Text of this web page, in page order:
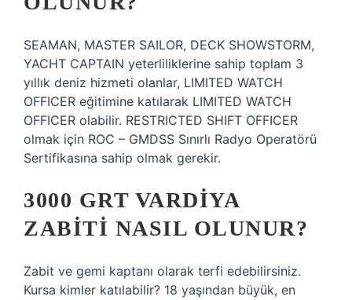
SEAMAN, MASTER SAILOR, DECK SHOWSTORM,
YACHT CAPTAIN yeterliliklerine sahip toplam 3
yıllık deniz hizmeti olanlar, LIMITED WATCH
OFFICER eğitimine katılarak LIMITED WATCH
OFFICER olabilir. RESTRICTED SHIFT OFFICER
olmak için ROC – GMDSS Sınırlı Radyo Operatörü
Sertifikasına sahip olmak gerekir.
3000 GRT VARDIYA
ZABITI NASIL OLUNUR?
Zabit ve gemi kaptanı olarak terfi edebilirsiniz.
Kursa kimler katılabilir? 18 yaşından büyük, en